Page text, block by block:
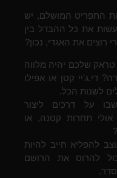
את התפריט המושלם, יש
את כל ההבדל בין
רוצים את האגדי, נכון?
שלכם יהיה מלווה
די.ג'יי קטן או אפילו
לשנות הכל.
על דרכים ליצור
תחרות קטנה, או
להפליא חייב להיות
להרוס את הרושם